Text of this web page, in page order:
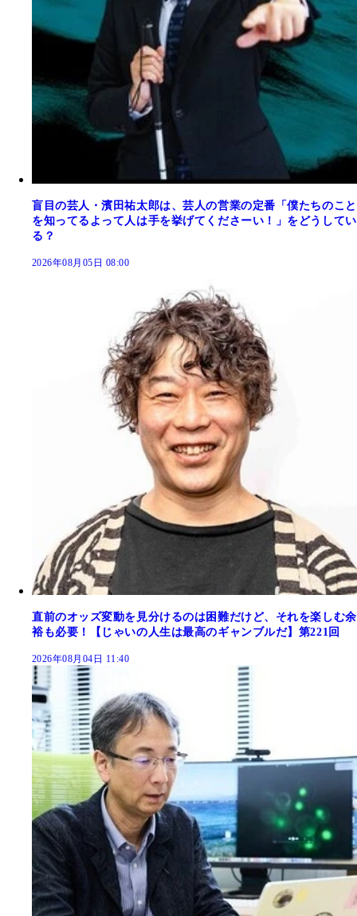
盲目の芸人・濱田祐太郎は、芸人の営業の定番「僕たちのこと
を知ってるよって人は手を挙げてくださーい！」をどうしてい
る？
2026年08月05日 08:00
直前のオッズ変動を見分けるのは困難だけど、それを楽しむ余
裕も必要！【じゃいの人生は最高のギャンブルだ】第221回
2026年08月04日 11:40